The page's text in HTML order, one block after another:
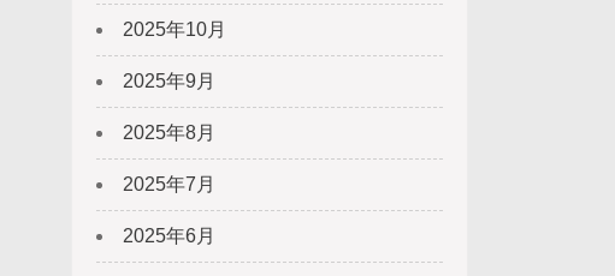
2025年10月
2025年9月
2025年8月
2025年7月
2025年6月